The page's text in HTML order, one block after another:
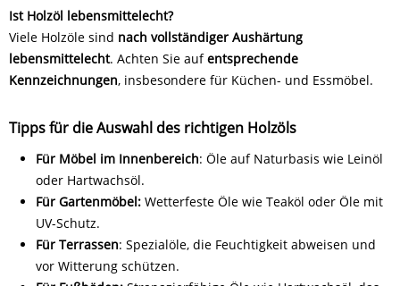
Ist Holzöl lebensmittelecht?
Viele Holzöle sind nach vollständiger Aushärtung
lebensmittelecht. Achten Sie aufentsprechende
Kennzeichnungen, insbesondere für Küchen- und Essmöbel.
Tipps für die Auswahl des richtigen Holzöls
Für Möbel im Innenbereich: Öle auf Naturbasis wie Leinöl
oder Hartwachsöl.
Für Gartenmöbel: Wetterfeste Öle wie Teaköl oder Öle mit
UV-Schutz.
Für Terrassen: Spezialöle, die Feuchtigkeit abweisen und
vor Witterung schützen.